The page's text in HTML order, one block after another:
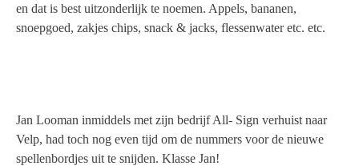
en dat is best uitzonderlijk te noemen. Appels, bananen,
snoepgoed, zakjes chips, snack & jacks, flessenwater etc. etc.
Jan Looman inmiddels met zijn bedrijf All- Sign verhuist naar
Velp, had toch nog even tijd om de nummers voor de nieuwe
spellenbordjes uit te snijden. Klasse Jan!